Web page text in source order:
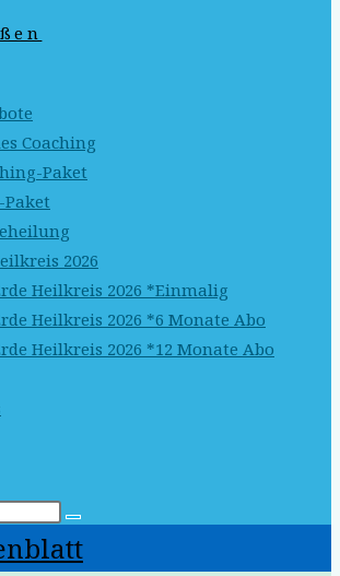
Coaching
Paket
2026
Heilkreis 2026 *Einmalig
Heilkreis 2026 *6 Monate Abo
Heilkreis 2026 *12 Monate Abo